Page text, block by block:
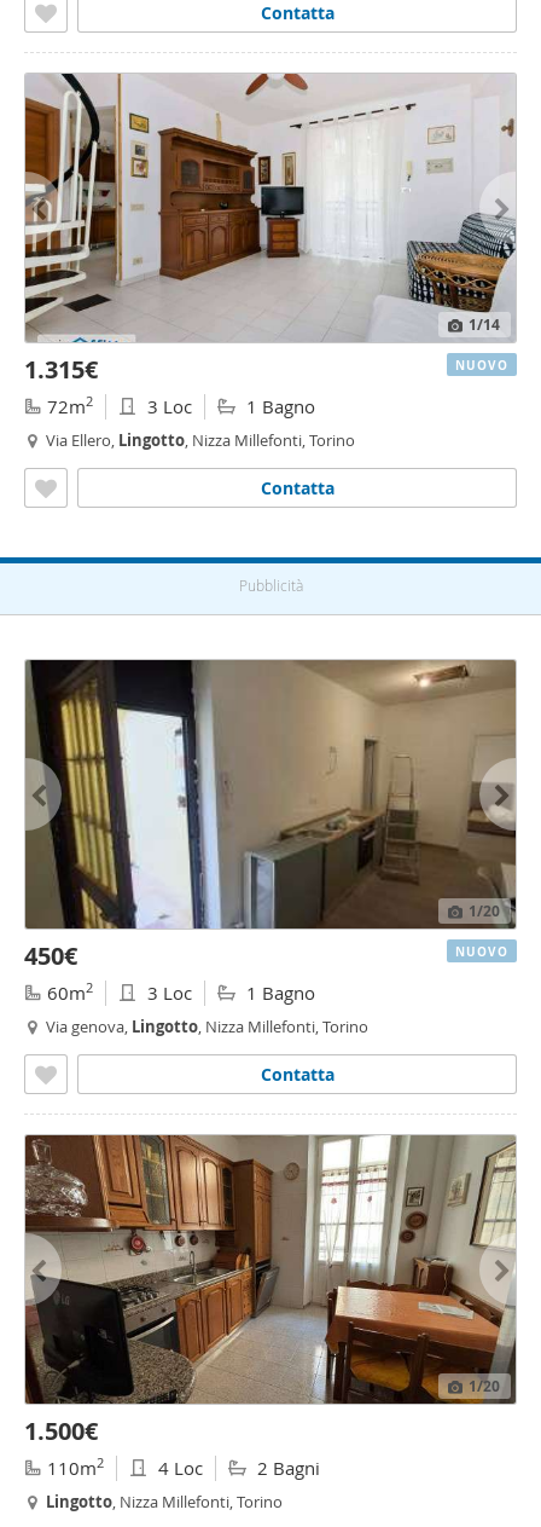
Contatta
1/14
1.315€
72m2 3 Loc 1 Bagno
Via Ellero, Lingotto, Nizza Millefonti, Torino
Contatta
NUOVO
Pubblicità
1/20
450€
60m2 3 Loc 1 Bagno
Via genova, Lingotto, Nizza Millefonti, Torino
Contatta
NUOVO
1/20
1.500€
110m2 4 Loc 2 Bagni
Lingotto, Nizza Millefonti, Torino